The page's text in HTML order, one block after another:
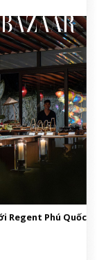
Regent Phú Quốc